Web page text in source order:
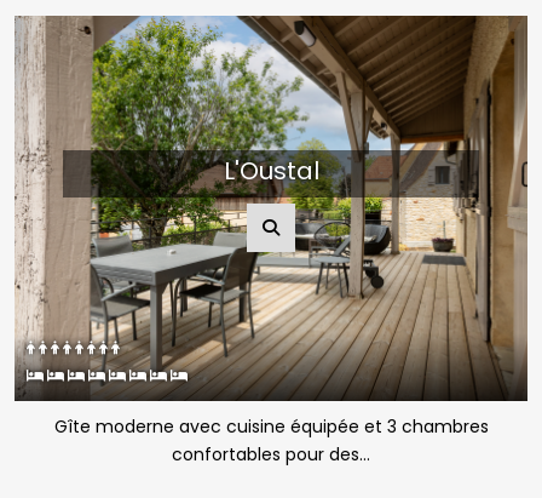
L'Oustal
Gîte moderne avec cuisine équipée et 3 chambres
confortables pour des...